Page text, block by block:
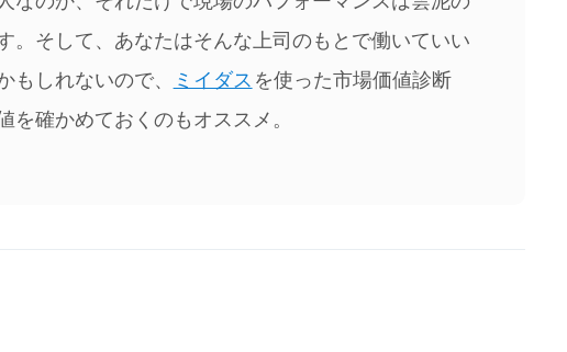
。そして、あなたはそんな上司のもとで働いていい
もしれないので、
ミイダス を使った市場価値診断
を確かめておくのもオススメ。